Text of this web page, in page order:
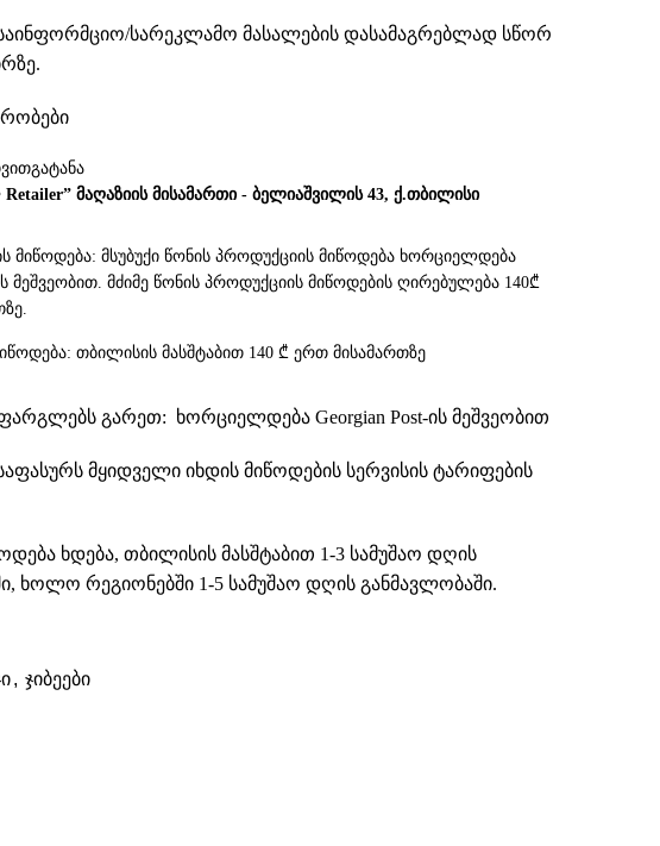
საინფორმციო/სარეკლამო მასალების დასამაგრებლად სწორ
მაღაზიის მისამართი - ბელიაშვილის 43, ქ.თბილისი
მიწოდება: მსუბუქი წონის პროდუქციის მიწოდება ხორციელდება
მეშვეობით. მძიმე წონის პროდუქციის მიწოდების ღირებულება 140₾
თბილისის მასშტაბით 140 ₾ ერთ მისამართზე
გარეთ: ხორციელდება Georgian Post-ის მეშვეობით
მყიდველი იხდის მიწოდების სერვისის ტარიფების
ხდება, თბილისის მასშტაბით 1-3 სამუშაო დღის
ხოლო რეგიონებში 1-5 სამუშაო დღის განმავლობაში.
, ჯიბეები